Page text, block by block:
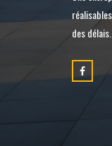
des délais. .